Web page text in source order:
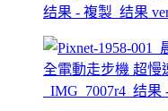
结果 - 複製_结果